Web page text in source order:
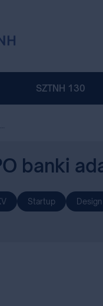
SZTNH 130
banki
Startup Design